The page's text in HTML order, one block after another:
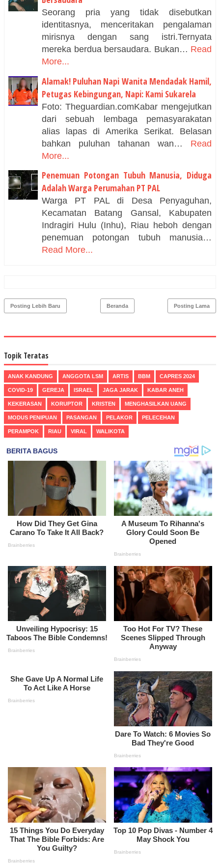
Seorang pria yang tidak disebutkan
identitasnya, menceritakan pengalaman
mirisnya dengan sang istri.Ternyata
mereka berdua bersaudara. Bukan… Read
More...
Alamak! Puluhan Napi Wanita Mendadak Hamil,
Petugas Kebingungan, Napi: Kami Sukarela
Foto: Theguardian.comKabar mengejutkan
dari sebuah lembaga pemasyarakatan
alias lapas di Amerika Serikat. Belasan
bahkan puluhan tahanan wan…
Read
More...
Penemuan Potongan Tubuh Manusia, Diduga
Adalah Warga Perumahan PT PAL
Warga PT PAL di Desa Penyaguhan,
Kecamatan Batang Gansal, Kabupaten
Indragiri Hulu (Inhu), Riau heboh dengan
penemuan potongan tubuh manusia…
Read More...
Posting Lebih Baru Posting Lama
Beranda
Topik Teratas
ANAK KANDUNG ANGGOTA LSM ARTIS BBM CAPRES 2024
COVID-19 GEREJA ISRAEL JAGA JARAK KABAR ANEH
KEKERASAN KORUPTOR KRISTEN MENGHASILKAN UANG
MODUS PENIPUAN PASANGAN PELAKOR PELECEHAN
PERAMPOK RIAU VIRAL WALIKOTA